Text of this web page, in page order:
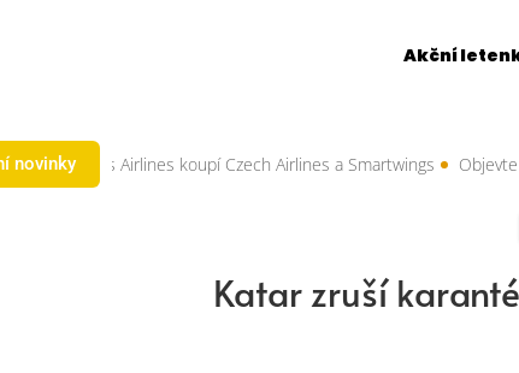
Akční
novinky
Pegasus Airlines koupí Czech Airlines a Smartwings Objevte
Katar zruší